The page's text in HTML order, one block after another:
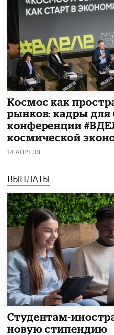
Космос как
рынков: кадры для
конференции
космической
14 АПРЕЛЯ
ВЫПЛАТЫ
Студентам-
новую стипендию